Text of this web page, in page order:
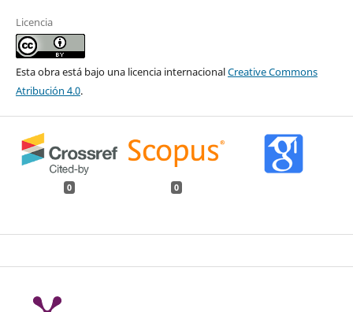
Licencia
Esta obra está bajo una licencia internacionalCreative Commons
Atribución 4.0.
0 0